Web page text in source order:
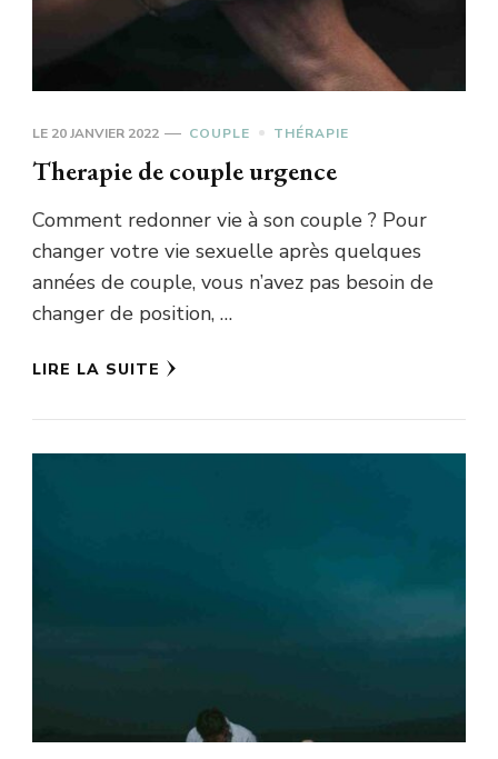
LE 20 JANVIER 2022 COUPLE THÉRAPIE
Therapie de couple urgence
Comment redonner vie à son couple ? Pour
changer votre vie sexuelle après quelques
années de couple, vous n’avez pas besoin de
changer de position, …
LIRE LA SUITE